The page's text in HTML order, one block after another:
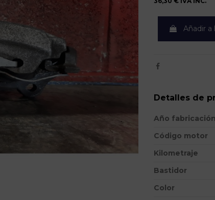
Añadir a
Detalles de
Año fabricación
Código motor
Kilometraje
Bastidor
Color